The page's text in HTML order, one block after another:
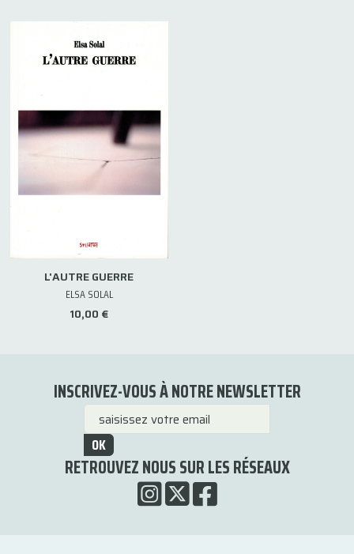
L'AUTRE GUERRE
ELSA SOLAL
10,00 €
INSCRIVEZ-VOUS À NOTRE NEWSLETTER
OK
RETROUVEZ NOUS SUR LES RÉSEAUX